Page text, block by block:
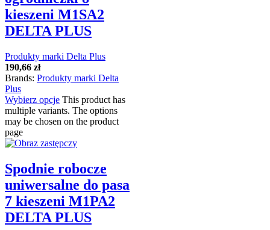
kieszeni M1SA2
DELTA PLUS
Produkty marki Delta Plus
190,66 zł
Brands: Produkty marki Delta
Plus
Wybierz opcje This product has
multiple variants. The options
may be chosen on the product
page
Spodnie robocze
uniwersalne do pasa
7 kieszeni M1PA2
DELTA PLUS